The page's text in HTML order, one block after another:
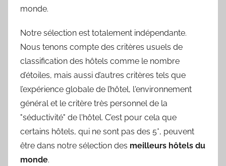
monde.
Notre sélection est totalement indépendante.
Nous tenons compte des critères usuels de
classification des hôtels comme le nombre
d’étoiles, mais aussi d’autres critères tels que
l’expérience globale de l’hôtel, l'environnement
général et le critère très personnel de la
"séductivité" de l'hôtel. C’est pour cela que
certains hôtels, qui ne sont pas des 5*, peuvent
être dans notre sélection des meilleurs hôtels du
monde.